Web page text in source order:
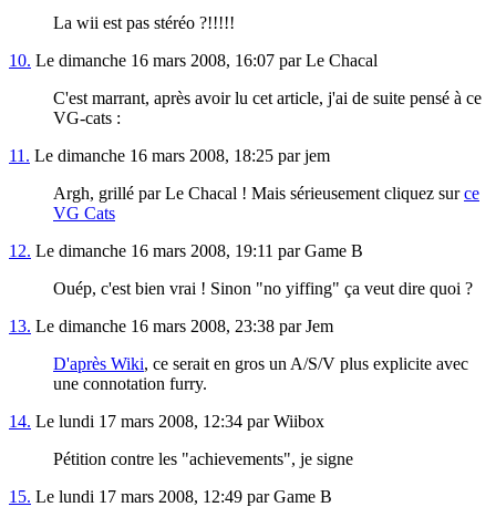
La wii est pas stéréo ?!!!!!
10. Le dimanche 16 mars 2008, 16:07 par Le Chacal
C'est marrant, après avoir lu cet article, j'ai de suite pensé à ce
VG-cats :
11. Le dimanche 16 mars 2008, 18:25 par jem
Argh, grillé par Le Chacal ! Mais sérieusement cliquez surce
VG Cats
12. Le dimanche 16 mars 2008, 19:11 par Game B
Ouép, c'est bien vrai ! Sinon "no yiffing" ça veut dire quoi ?
13. Le dimanche 16 mars 2008, 23:38 par Jem
D'après Wiki, ce serait en gros un A/S/V plus explicite avec
une connotation furry.
14. Le lundi 17 mars 2008, 12:34 par Wiibox
Pétition contre les "achievements", je signe
15. Le lundi 17 mars 2008, 12:49 par Game B